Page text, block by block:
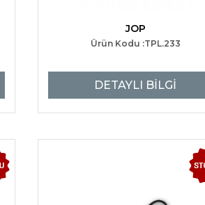
JOP
Ürün Kodu :TPL.233
DETAYLI BİLGİ